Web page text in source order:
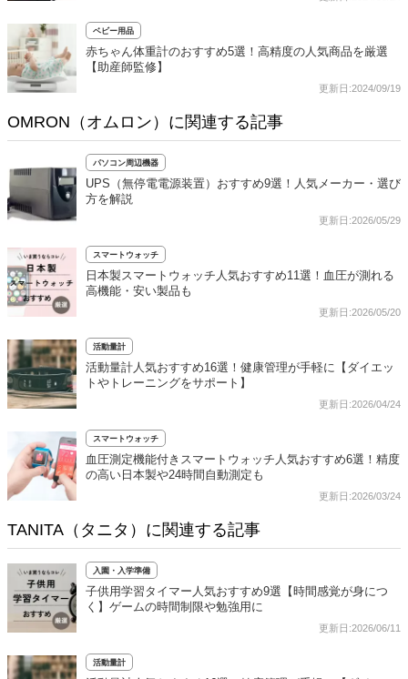
ベビー用品
赤ちゃん体重計のおすすめ5選！高精度の人気商品を厳選
【助産師監修】
更新日:2024/09/19
OMRON（オムロン）に関連する記事
パソコン周辺機器
UPS（無停電電源装置）おすすめ9選！人気メーカー・選び
方を解説
更新日:2026/05/29
スマートウォッチ
日本製スマートウォッチ人気おすすめ11選！血圧が測れる
高機能・安い製品も
更新日:2026/05/20
活動量計
活動量計人気おすすめ16選！健康管理が手軽に【ダイエッ
トやトレーニングをサポート】
更新日:2026/04/24
スマートウォッチ
血圧測定機能付きスマートウォッチ人気おすすめ6選！精度
の高い日本製や24時間自動測定も
更新日:2026/03/24
TANITA（タニタ）に関連する記事
入園・入学準備
子供用学習タイマー人気おすすめ9選【時間感覚が身につ
く】ゲームの時間制限や勉強用に
更新日:2026/06/11
活動量計